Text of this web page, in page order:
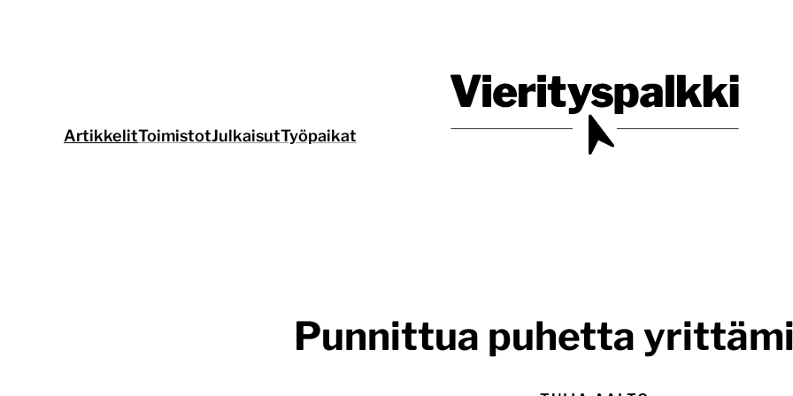
ArtikkelitToimistotJulkaisutTyöpaikat
Vierityspalkki.fi
Punnittua puhetta